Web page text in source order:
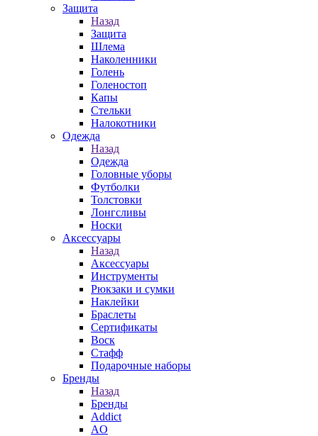
Защита
Назад
Защита
Шлема
Наколенники
Голень
Голеностоп
Капы
Стельки
Налокотники
Одежда
Назад
Одежда
Головные уборы
Футболки
Толстовки
Лонгсливы
Носки
Аксессуары
Назад
Аксессуары
Инструменты
Рюкзаки и сумки
Наклейки
Браслеты
Сертификаты
Воск
Стафф
Подарочные наборы
Бренды
Назад
Бренды
Addict
AO